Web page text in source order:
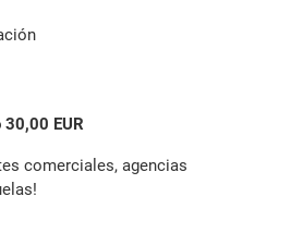
EUR
comerciales, agencias